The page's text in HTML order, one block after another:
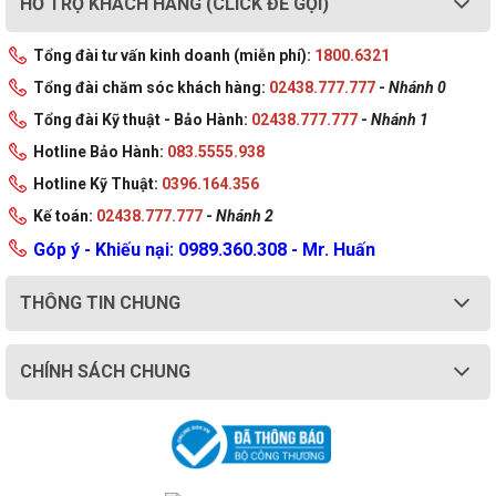
Nguồn điện ổn định
Nguồn máy tính Thermaltake Smart BX1 650W Được
xây dựng để cung cấp 80 PLUS Bronze với 88% hiệu
suất điện năng, với quạt chịu lực thủy lực 120mm, tụ
điện chính của Nhật Bản và các linh kiện cao cấp khác
để giúp cung cấp công suất đầu ra liên tục và ổn định ở
Tổng đài tư vấn kinh doanh (miễn phí): 1800.6321
Tổng đài chăm sóc khách hàng: 02438.777.777 - Nhánh 0
Tổng đài Kỹ thuật - Bảo Hành: 02438.777.777 - Nhánh 1
Hotline Bảo Hành: 083.5555.938
Hotline Kỹ Thuật: 0396.164.356
Kế toán: 02438.777.777 - Nhánh 2
Góp ý - Khiếu nại: 0989.360.308 - Mr. Huấn
THÔNG TIN CHUNG
CHÍNH SÁCH CHUNG